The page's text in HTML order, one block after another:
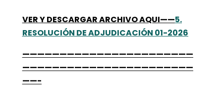
VER Y DESCARGAR ARCHIVO AQUI——5.
RESOLUCIÓN DE ADJUDICACIÓN 01-2026
———————————————————————
———————————————————————
——-